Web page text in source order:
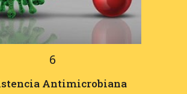
6
Antimicrobiana